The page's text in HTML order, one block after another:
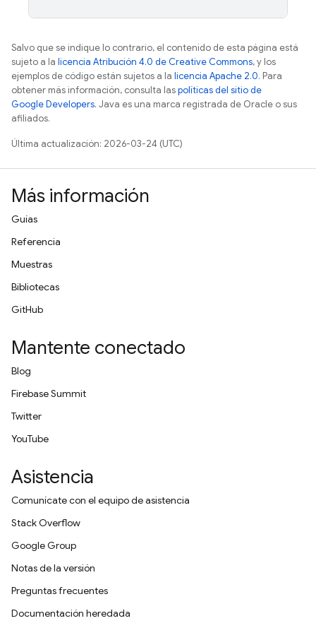
Salvo que se indique lo contrario, el contenido de esta página está
sujeto a la licencia Atribución 4.0 de Creative Commons, y los
ejemplos de código están sujetos a la licencia Apache 2.0. Para
obtener más información, consulta laspolíticas del sitio de
Google Developers. Java es una marca registrada de Oracle o sus
afiliados.
Última actualización: 2026-03-24 (UTC)
Más información
Guías
Referencia
Muestras
Bibliotecas
GitHub
Mantente conectado
Blog
Firebase Summit
Twitter
YouTube
Asistencia
Comunícate con el equipo de asistencia
Stack Overflow
Google Group
Notas de la versión
Preguntas frecuentes
Documentación heredada